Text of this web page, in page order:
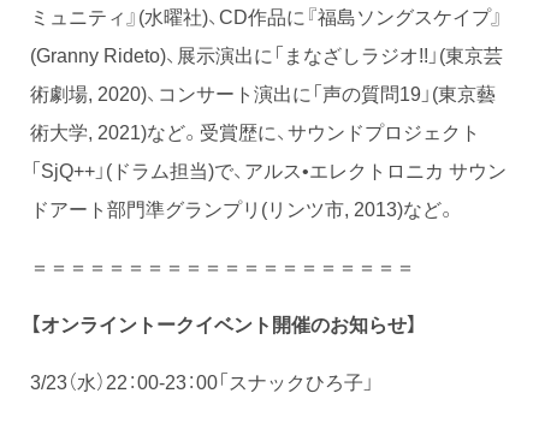
ミュニティ』(水曜社)、CD作品に『福島ソングスケイプ』
(Granny Rideto)、展示演出に「まなざしラジオ!!」(東京芸
術劇場, 2020)、コンサート演出に「声の質問19」(東京藝
術大学, 2021)など。受賞歴に、サウンドプロジェクト
「SjQ++」(ドラム担当)で、アルス•エレクトロニカ サウン
ドアート部門準グランプリ(リンツ市, 2013)など。
＝＝＝＝＝＝＝＝＝＝＝＝＝＝＝＝＝＝＝＝
【オンライントークイベント開催のお知らせ】
3/23（水）22：00-23：00「スナックひろ子」